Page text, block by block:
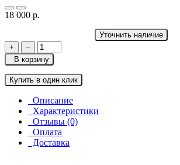
18 000 р.
Уточнить наличие
+
−
В корзину
Купить в один клик
Описание
Характеристики
Отзывы (0)
Оплата
Доставка